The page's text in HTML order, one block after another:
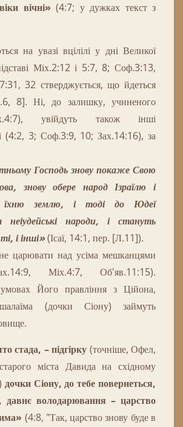
вічні» (4:7; у дужках текст з
на увазі вцілілі у дні Великої
Міх.2:12 і 5:7, 8; Соф.3:13,
32 стверджується, що йдеться
8]. Ні, до залишку, учиненого
увійдуть також інші
(4:2, 3; Соф.3:9, 10; Зах.14:16), за
Господь знову покаже Свою
, знову обере народ Ізраїлю і
їхню землю, і тоді до
Юдеї
неіудейські народи, і
стануть
ті, іінші»(Ісаї, 14:1, пер. [Л.11]).
царювати над усіма мешканцями
Міх.4:7, Об'яв.11:15).
Його правління з Ційона,
(дочки Сіону) займуть
стада, – підгірку (точніше, Офел,
міста Давида на східному
дочки Сіону, до тебе повернеться,
давнє володарювання – царство
» (4:8, "Так, царство знову буде в